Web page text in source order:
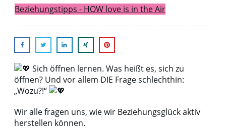
Beziehungstipps - HOW love is in the Air
Sich öffnen lernen. Was heißt es, sich zu
öffnen? Und vor allem DIE Frage schlechthin:
„Wozu?!“
Wir alle fragen uns, wie wir Beziehungsglück aktiv
herstellen können.